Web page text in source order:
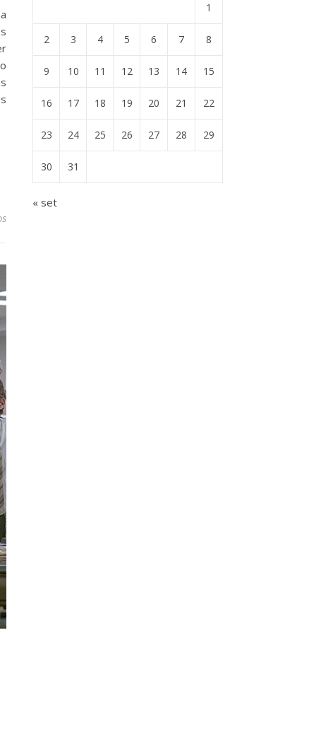
1
2 3 4 5 6 7 8
9 10 11 12 13 14 15
16 17 18 19 20 21 22
23 24 25 26 27 28 29
30 31
« set